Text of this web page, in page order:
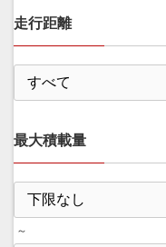
走行距離
最大積載量
～